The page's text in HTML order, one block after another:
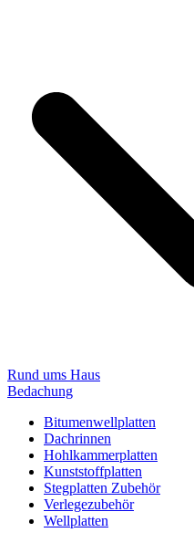
Rund ums Haus
Bedachung
Bitumenwellplatten
Dachrinnen
Hohlkammerplatten
Kunststoffplatten
Stegplatten Zubehör
Verlegezubehör
Wellplatten